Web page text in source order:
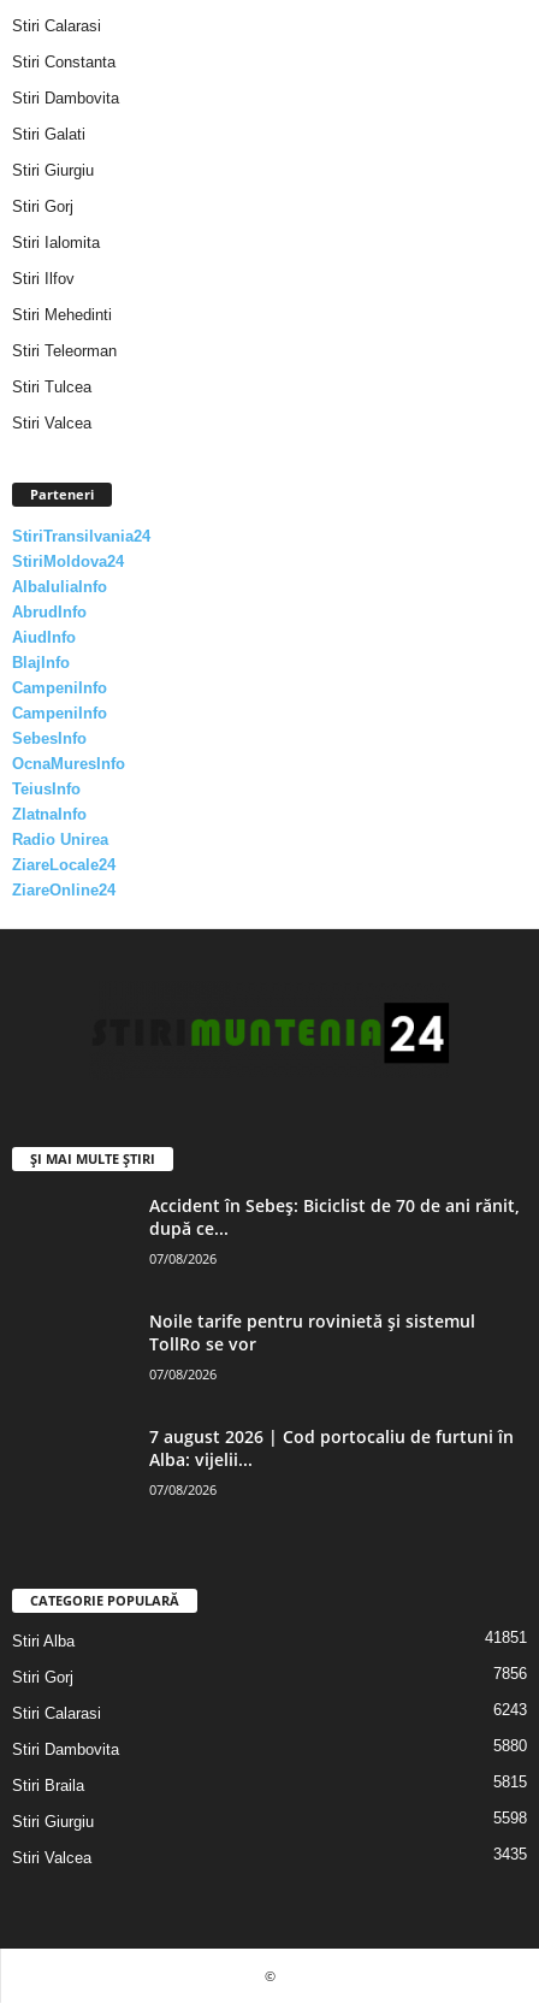
Stiri Calarasi
Stiri Constanta
Stiri Dambovita
Stiri Galati
Stiri Giurgiu
Stiri Gorj
Stiri Ialomita
Stiri Ilfov
Stiri Mehedinti
Stiri Teleorman
Stiri Tulcea
Stiri Valcea
Parteneri
StiriTransilvania24
StiriMoldova24
AlbaIuliaInfo
AbrudInfo
AiudInfo
BlajInfo
CampeniInfo
CampeniInfo
SebesInfo
OcnaMuresInfo
TeiusInfo
ZlatnaInfo
Radio Unirea
ZiareLocale24
ZiareOnline24
ȘI MAI MULTE ȘTIRI
Accident în Sebeș: Biciclist de 70 de ani rănit,
după ce...
07/08/2026
Noile tarife pentru rovinietă și sistemul
TollRo se vor
07/08/2026
7 august 2026 | Cod portocaliu de furtuni în
Alba: vijelii...
07/08/2026
CATEGORIE POPULARĂ
Stiri Alba 41851
Stiri Gorj 7856
Stiri Calarasi 6243
Stiri Dambovita 5880
Stiri Braila 5815
Stiri Giurgiu 5598
Stiri Valcea 3435
©